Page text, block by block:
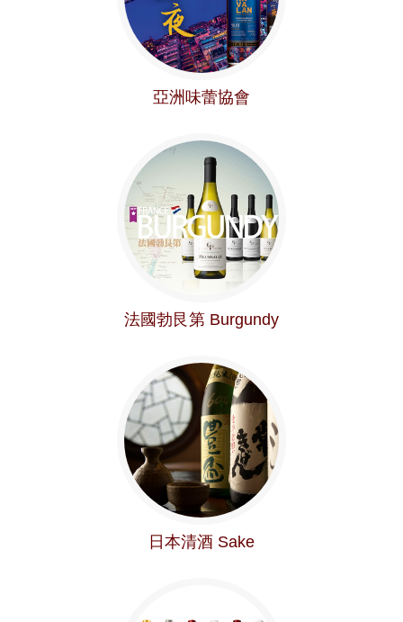
亞洲味蕾協會
法國勃艮第 Burgundy
日本清酒 Sake